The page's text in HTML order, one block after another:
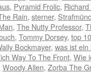
, Pyramid Frolic,
Rain, sterner,
, The Nutty Professor,
, Tommy Dorsey, top
Bockmayer, was ist ein
Way To The Front, Wie
Woody Allen, Zorba The